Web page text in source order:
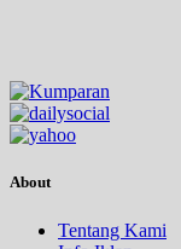
About
Tentang Kami